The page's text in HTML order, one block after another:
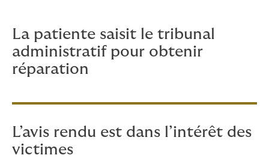
La patiente saisit le tribunal
administratif pour obtenir
réparation
L’avis rendu est dans l’intérêt des
victimes